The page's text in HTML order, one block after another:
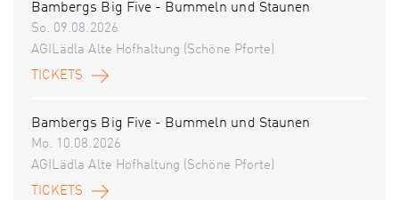
Bambergs Big Five - Bummeln und Staunen
So. 09.08.2026
AGILädla Alte Hofhaltung (Schöne Pforte)
TICKETS
Bambergs Big Five - Bummeln und Staunen
Mo. 10.08.2026
AGILädla Alte Hofhaltung (Schöne Pforte)
TICKETS